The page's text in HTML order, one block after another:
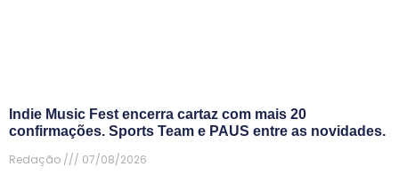
Indie Music Fest encerra cartaz com mais 20
confirmações. Sports Team e PAUS entre as novidades.
Redação
07/08/2026